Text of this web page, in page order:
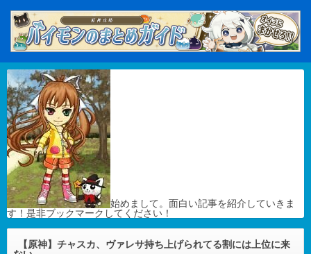
始めまして。面白い記事を紹介していきま
す！是非ブックマークしてください！
【原神】チャスカ、ヴァレサ持ち上げられてる割には上位に来